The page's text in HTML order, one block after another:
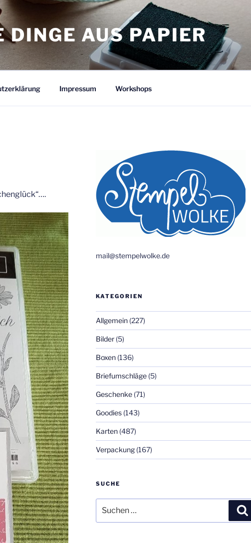
DINGE AUS PAPIER
Impressum Workshops
mail@stempelwolke.de
KATEGORIEN
Allgemein(227)
Bilder(5)
Boxen(136)
Briefumschläge(5)
Geschenke(71)
Goodies(143)
Karten(487)
Verpackung(167)
SUCHE
nach: